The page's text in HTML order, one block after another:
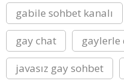
gabile sohbet kanalı
gay chat
gaylerle
javasız gay sohbet